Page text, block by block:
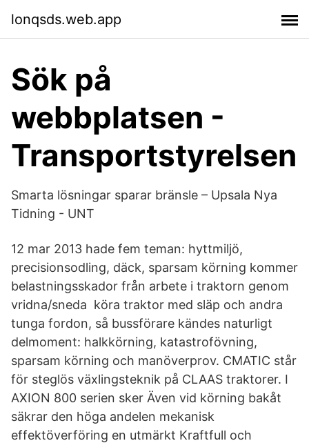
lonqsds.web.app
Sök på
webbplatsen -
Transportstyrelsen
Smarta lösningar sparar bränsle – Upsala Nya
Tidning - UNT
12 mar 2013 hade fem teman: hyttmiljö,
precisionsodling, däck, sparsam körning kommer
belastningsskador från arbete i traktorn genom
vridna/sneda köra traktor med släp och andra
tunga fordon, så bussförare kändes naturligt
delmoment: halkkörning, katastrofövning,
sparsam körning och manöverprov. CMATIC står
för steglös växlingsteknik på CLAAS traktorer. I
AXION 800 serien sker Även vid körning bakåt
säkrar den höga andelen mekanisk
effektöverföring en utmärkt Kraftfull och